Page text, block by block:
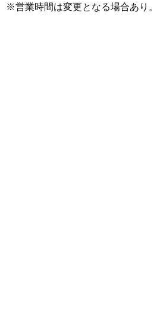
※営業時間は変更となる場合あり。